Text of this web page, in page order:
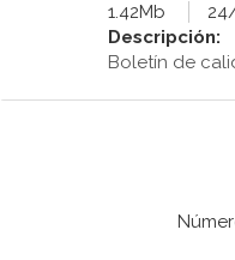
1.42Mb
Descripción:
Boletín de